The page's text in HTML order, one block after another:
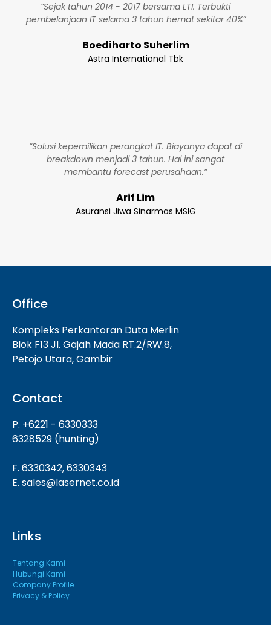
“Sejak tahun 2014 - 2017 bersama LTI. Terbukti
pembelanjaan IT selama 3 tahun hemat sekitar 40%”
Boediharto Suherlim
Astra International Tbk
“Solusi kepemilikan perangkat IT. Biayanya dapat di
breakdown menjadi 3 tahun. Hal ini sangat
membantu forecast perusahaan.”
Arif Lim
Asuransi Jiwa Sinarmas MSIG
Office
Kompleks Perkantoran Duta Merlin
Blok F13 JI. Gajah Mada RT.2/RW.8,
Petojo Utara, Gambir
Contact
P. +6221 - 6330333
6328529 (hunting)
F. 6330342, 6330343
E. sales@lasernet.co.id
Links
Tentang Kami
Hubungi Kami
Company Profile
Privacy & Policy